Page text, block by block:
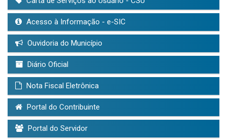
Acesso à Informação - e-SIC
Ouvidoria do Município
Diário Oficial
Nota Fiscal Eletrônica
Portal do Contribuinte
Portal do Servidor